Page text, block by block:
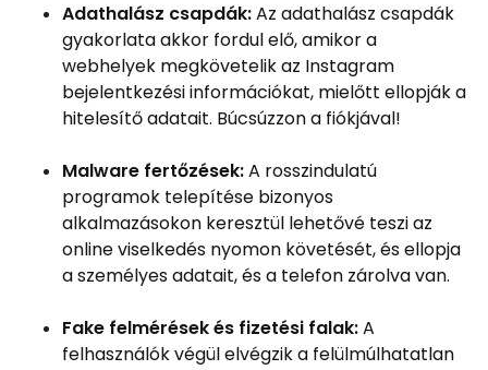
Adathalász csapdák:Az adathalász csapdák
gyakorlata akkor fordul elő, amikor a
webhelyek megkövetelik az Instagram
bejelentkezési információkat, mielőtt ellopják a
hitelesítő adatait. Búcsúzzon a fiókjával!
Malware fertőzések:A rosszindulatú
programok telepítése bizonyos
alkalmazásokon keresztül lehetővé teszi az
online viselkedés nyomon követését, és ellopja
a személyes adatait, és a telefon zárolva van.
Fake felmérések és fizetési falak:A
felhasználók végül elvégzik a felülmúlhatatlan